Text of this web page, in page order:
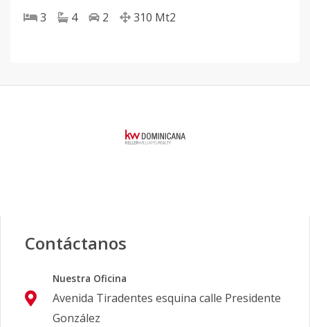
3 4 2 310 Mt2
Contáctanos
Nuestra Oficina
Avenida Tiradentes esquina calle Presidente
González